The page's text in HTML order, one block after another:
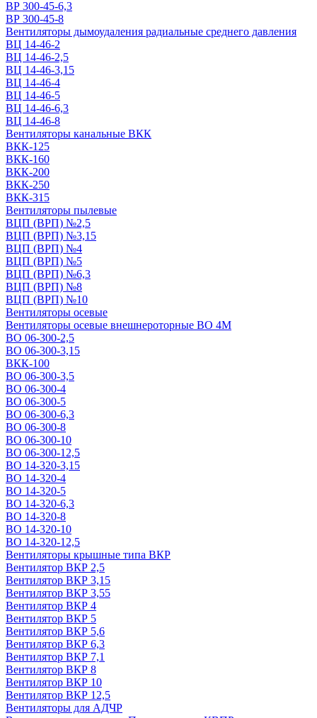
ВР 300-45-6,3
ВР 300-45-8
Вентиляторы дымоудаления радиальные среднего давления
ВЦ 14-46-2
ВЦ 14-46-2,5
ВЦ 14-46-3,15
ВЦ 14-46-4
ВЦ 14-46-5
ВЦ 14-46-6,3
ВЦ 14-46-8
Вентиляторы канальные ВКК
ВКК-125
ВКК-160
ВКК-200
ВКК-250
ВКК-315
Вентиляторы пылевые
ВЦП (ВРП) №2,5
ВЦП (ВРП) №3,15
ВЦП (ВРП) №4
ВЦП (ВРП) №5
ВЦП (ВРП) №6,3
ВЦП (ВРП) №8
ВЦП (ВРП) №10
Вентиляторы осевые
Вентиляторы осевые внешнероторные ВО 4М
ВО 06-300-2,5
ВО 06-300-3,15
ВКК-100
ВО 06-300-3,5
ВО 06-300-4
ВО 06-300-5
ВО 06-300-6,3
ВО 06-300-8
ВО 06-300-10
ВО 06-300-12,5
ВО 14-320-3,15
ВО 14-320-4
ВО 14-320-5
ВО 14-320-6,3
ВО 14-320-8
ВО 14-320-10
ВО 14-320-12,5
Вентиляторы крышные типа ВКР
Вентилятор ВКР 2,5
Вентилятор ВКР 3,15
Вентилятор ВКР 3,55
Вентилятор ВКР 4
Вентилятор ВКР 5
Вентилятор ВКР 5,6
Вентилятор ВКР 6,3
Вентилятор ВКР 7,1
Вентилятор ВКР 8
Вентилятор ВКР 10
Вентилятор ВКР 12,5
Вентиляторы для АДЧР